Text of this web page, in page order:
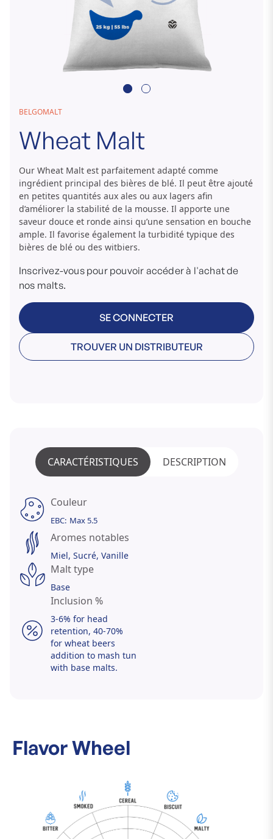
au
début
Galerie
d’images
BELGOMALT
Wheat Malt
Our Wheat Malt est parfaitement adapté comme
ingrédient principal des bières de blé. Il peut être ajouté
en petites quantités aux ales ou aux lagers afin
d’améliorer la stabilité de la mousse. Il apporte une
saveur douce et ronde ainsi qu’une sensation en bouche
ample. Il favorise également la turbidité typique des
bières de blé ou des witbiers.
Inscrivez-vous pour pouvoir accéder à l'achat de
nos malts.
SE CONNECTER
TROUVER UN DISTRIBUTEUR
CARACTÉRISTIQUES DESCRIPTION
Couleur
EBC: Max 5.5
Aromes notables
Miel Sucré Vanille
Malt type
Base
Inclusion %
3-6% for head
retention, 40-70%
for wheat beers
addition to mash tun
with base malts.
Flavor Wheel